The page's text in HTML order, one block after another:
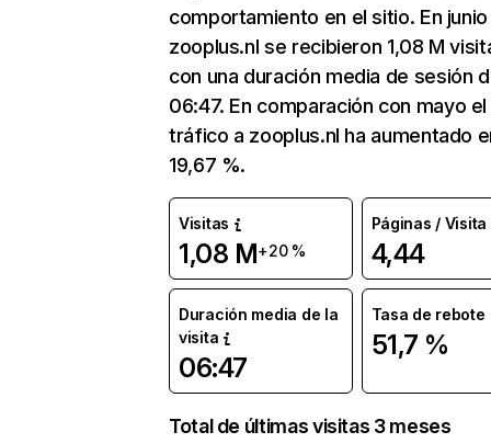
comportamiento en el sitio. En junio
zooplus.nl se recibieron 1,08 M
con una duración media de sesión
06:47. En comparación con mayo el
tráfico a zooplus.nl ha aumentado
19,67 %.
Visitas
1,08 M+20 %
Páginas / Visita
4,44
Duración media de la
visita
06:47
Tasa de rebote
51,7 %
Total de últimas visitas 3 meses